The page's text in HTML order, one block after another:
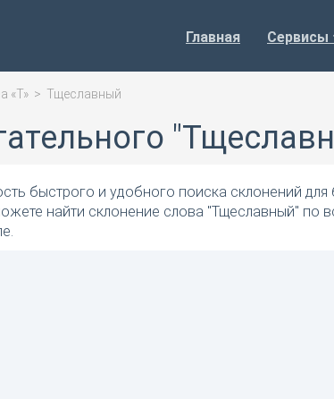
Главная Сервисы
«Т» > Тщеславный
быстрого и удобного поиска склонений для
найти склонение слова "Тщеславный" по